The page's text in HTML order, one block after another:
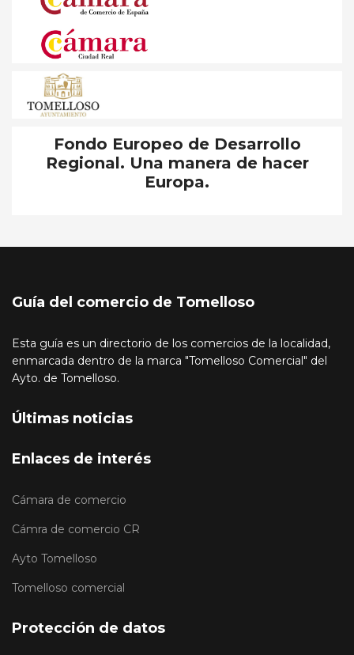
Fondo Europeo de Desarrollo
Regional. Una manera de hacer
Europa.
Guía del comercio de Tomelloso
Esta guía es un directorio de los comercios de la localidad,
enmarcada dentro de la marca "Tomelloso Comercial" del
Ayto. de Tomelloso.
Últimas noticias
Enlaces de interés
Cámara de comercio
Cámra de comercio CR
Ayto Tomelloso
Tomelloso comercial
Protección de datos